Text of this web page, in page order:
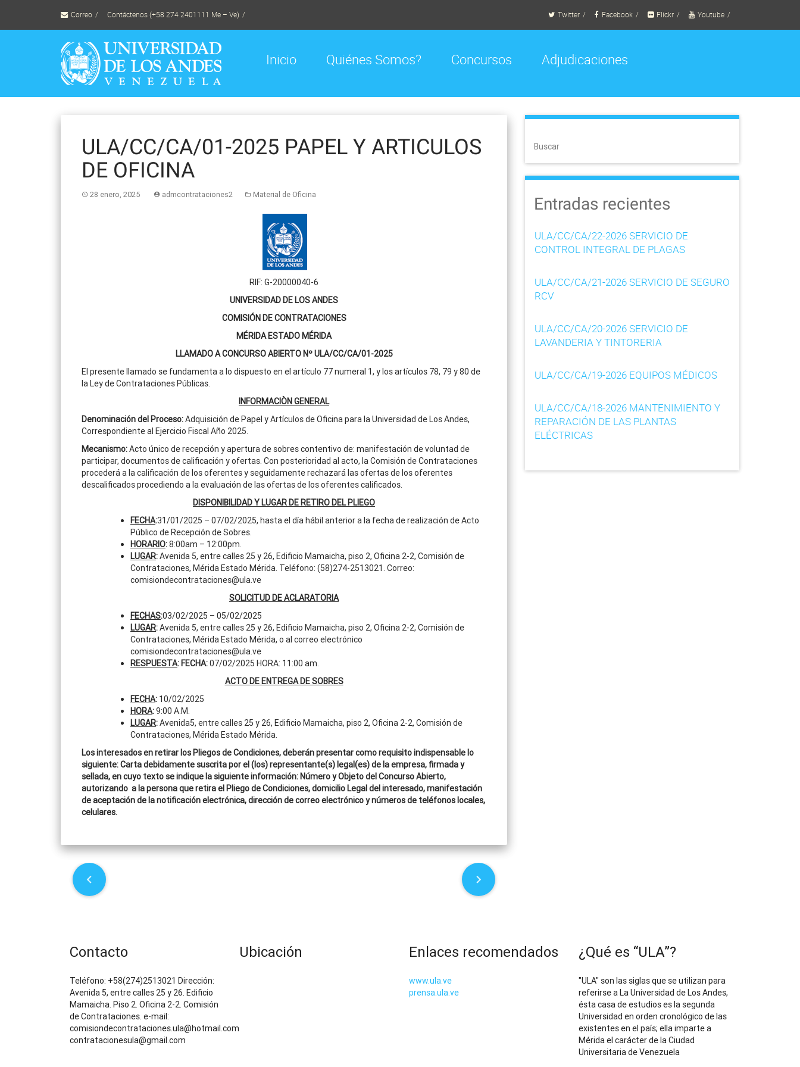
content
Correo Contáctenos (+58 274 2401111 Me – Ve) Twitter Facebook Flickr Youtube
Inicio Quiénes Somos? Concursos Adjudicaciones
ULA/CC/CA/01-2025 PAPEL Y ARTICULOS
DE OFICINA
28 enero, 2025 admcontrataciones2 Material de Oficina
RIF: G-20000040-6
UNIVERSIDAD DE LOS ANDES
COMISIÓN DE CONTRATACIONES
MÉRIDA ESTADO MÉRIDA
LLAMADO A CONCURSO ABIERTO Nº ULA/CC/CA/01-2025
El presente llamado se fundamenta a lo dispuesto en el artículo 77 numeral 1, y los artículos 78, 79 y 80 de
la Ley de Contrataciones Públicas.
INFORMACIÒN GENERAL
Denominación del Proceso:Adquisición de Papel y Artículos de Oficina para la Universidad de Los Andes,
Correspondiente al Ejercicio Fiscal Año 2025.
Mecanismo:Acto único de recepción y apertura de sobres contentivo de: manifestación de voluntad de
participar, documentos de calificación y ofertas. Con posterioridad al acto, la Comisión de Contrataciones
procederá a la calificación de los oferentes y seguidamente rechazará las ofertas de los oferentes
descalificados procediendo a la evaluación de las ofertas de los oferentes calificados.
DISPONIBILIDAD Y LUGAR DE RETIRO DEL PLIEGO
FECHA:31/01/2025 – 07/02/2025, hasta el día hábil anterior a la fecha de realización de Acto
Público de Recepción de Sobres.
HORARIO:8:00am – 12:00pm.
LUGAR:Avenida 5, entre calles 25 y 26, Edificio Mamaicha, piso 2, Oficina 2-2, Comisión de
Contrataciones, Mérida Estado Mérida. Teléfono: (58)274-2513021. Correo:
comisiondecontrataciones@ula.ve
SOLICITUD DE ACLARATORIA
FECHAS:03/02/2025 – 05/02/2025
LUGAR:Avenida 5, entre calles 25 y 26, Edificio Mamaicha, piso 2, Oficina 2-2, Comisión de
Contrataciones, Mérida Estado Mérida, o al correo electrónico
comisiondecontrataciones@ula.ve
RESPUESTA: FECHA:07/02/2025 HORA: 11:00 am.
ACTO DE ENTREGA DE SOBRES
FECHA: 10/02/2025
HORA:9:00 A.M.
LUGAR:Avenida5, entre calles 25 y 26, Edificio Mamaicha, piso 2, Oficina 2-2, Comisión de
Contrataciones, Mérida Estado Mérida.
Los interesados en retirar los Pliegos de Condiciones, deberán presentar como requisito indispensable lo
siguiente: Carta debidamente suscrita por el (los) representante(s) legal(es) de la empresa, firmada y
sellada, en cuyo texto se indique la siguiente información: Número y Objeto del Concurso Abierto,
autorizando a la persona que retira el Pliego de Condiciones, domicilio Legal del interesado, manifestación
de aceptación de la notificación electrónica, dirección de correo electrónico y números de teléfonos locales,
celulares.
P
n
a
v
Buscar
Entradas recientes
ULA/CC/CA/22-2026 SERVICIO DE
CONTROL INTEGRAL DE PLAGAS
ULA/CC/CA/21-2026 SERVICIO DE SEGURO
RCV
ULA/CC/CA/20-2026 SERVICIO DE
LAVANDERIA Y TINTORERIA
ULA/CC/CA/19-2026 EQUIPOS MÉDICOS
ULA/CC/CA/18-2026 MANTENIMIENTO Y
REPARACIÓN DE LAS PLANTAS
ELÉCTRICAS
Contacto
Teléfono: +58(274)2513021 Dirección:
Avenida 5, entre calles 25 y 26. Edificio
Mamaicha. Piso 2. Oficina 2-2. Comisión
de Contrataciones. e-mail:
comisiondecontrataciones.ula@hotmail.com
contratacionesula@gmail.com
Ubicación Enlaces recomendados
www.ula.ve
prensa.ula.ve
¿Qué es “ULA”?
"ULA" son las siglas que se utilizan para
referirse a La Universidad de Los Andes,
ésta casa de estudios es la segunda
Universidad en orden cronológico de las
existentes en el país; ella imparte a
Mérida el carácter de la Ciudad
Universitaria de Venezuela